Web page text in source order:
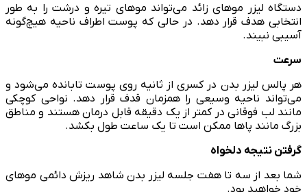
دستگاه لیزر موهای زائد می‌تواند موهای تیره و درشت را به طور
انتخابی هدف قرار دهد. در حالی که پوست اطراف ناحیه هیچ‌گونه
آسیبی نبیند.
سرعت
هر پالس لیزر بدن در کسری از ثانیه روی پوست تابانده می‌شود و
می‌تواند ناحیه وسیعی را همزمان قدف قرار دهد. نواحی کوچکی
مانند لب فوقانی در کمتر از یک دقیقه قابل درمان هستند و مناطق
بزرگ مانند پاها ممکن است تا یک ساعت طول بکشد.
گرفتن نتیجه دلخواه
شما بعد از سه تا هفت جلسه لیزر بدن شاهد ریزش دائمی موهای
خود خواهید بود.